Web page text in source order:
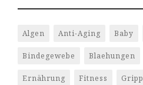
Algen Anti-Aging Baby
Bindegewebe Blaehungen
Ernährung Fitness